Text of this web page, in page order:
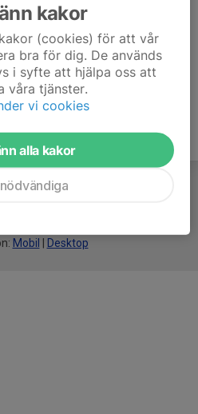
Mobil Desktop
kakor
(cookies) för att vår
bra för dig. De används
i syfte att hjälpa oss att
våra tjänster.
vi cookies
alla kakor